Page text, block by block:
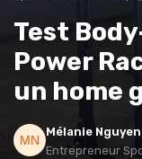
Test
Power
un home
Mélanie Nguyen
Entrepreneur